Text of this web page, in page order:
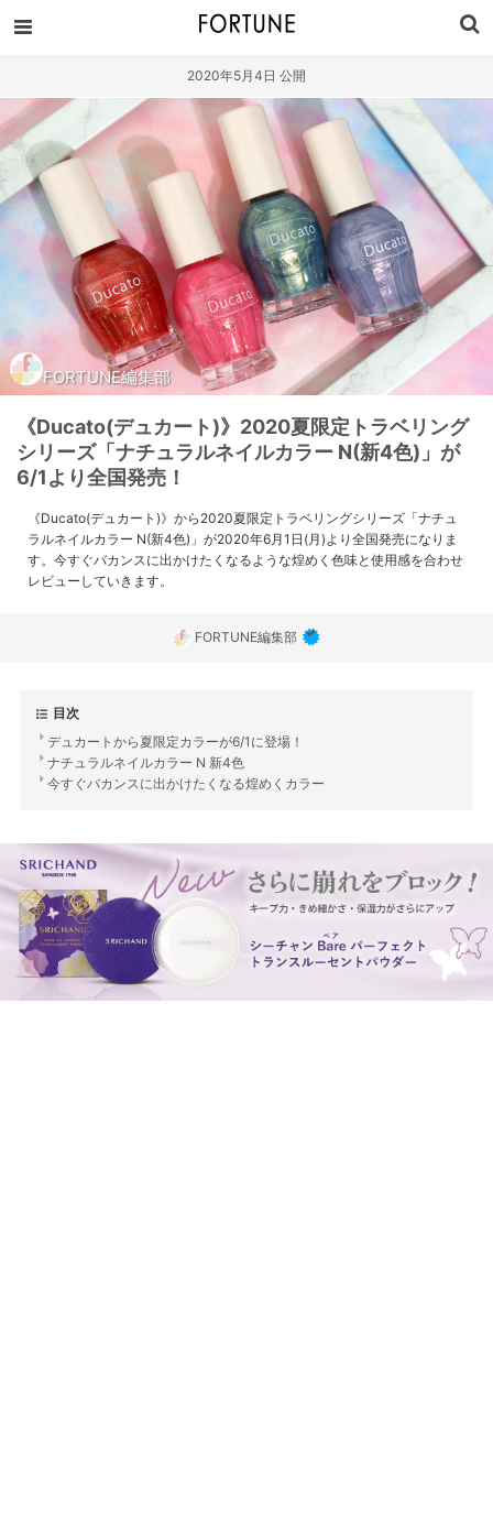
2020年5月4日 公開
FORTUNE編集部
《Ducato(デュカート)》2020夏限定トラベリング
シリーズ「ナチュラルネイルカラー N(新4色)」が
6/1より全国発売！
《Ducato(デュカート)》から2020夏限定トラベリングシリーズ「ナチュ
ラルネイルカラー N(新4色)」が2020年6月1日(月)より全国発売になりま
す。今すぐバカンスに出かけたくなるような煌めく色味と使用感を合わせ
レビューしていきます。
FORTUNE編集部
目次
デュカートから夏限定カラーが6/1に登場！
ナチュラルネイルカラー N 新4色
今すぐバカンスに出かけたくなる煌めくカラー